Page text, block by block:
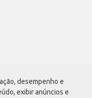
desempenho e
exibir anúncios e
Maria, São Paulo - SP | CEP
0001-09